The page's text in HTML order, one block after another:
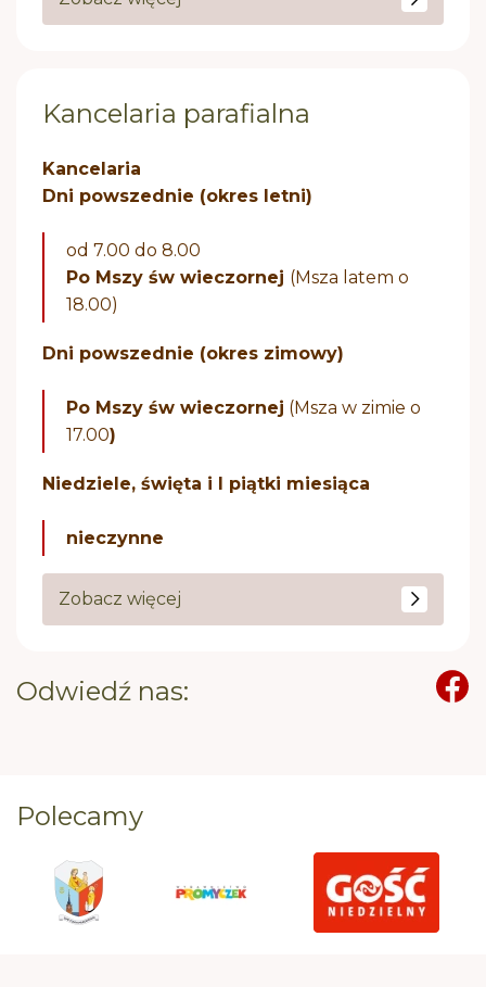
Kancelaria parafialna
Kancelaria
Dni powszednie (okres letni)
od 7.00 do 8.00
Po Mszy św wieczornej (Msza latem o
18.00)
Dni powszednie (okres zimowy)
Po Mszy św wieczornej (Msza w zimie o
17.00)
Niedziele, święta i I piątki miesiąca
nieczynne
Zobacz więcej
Odwiedź nas:
Polecamy